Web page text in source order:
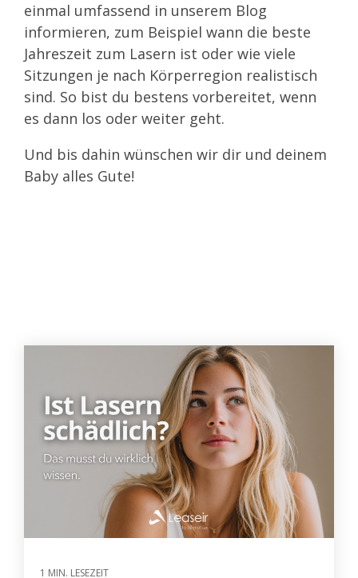
einmal umfassend in unserem Blog
informieren, zum Beispiel wann die beste
Jahreszeit zum Lasern ist oder wie viele
Sitzungen je nach Körperregion realistisch
sind. So bist du bestens vorbereitet, wenn
es dann los oder weiter geht.
Und bis dahin wünschen wir dir und deinem
Baby alles Gute!
1 MIN. LESEZEIT